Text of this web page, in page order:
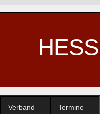
Verband Termine